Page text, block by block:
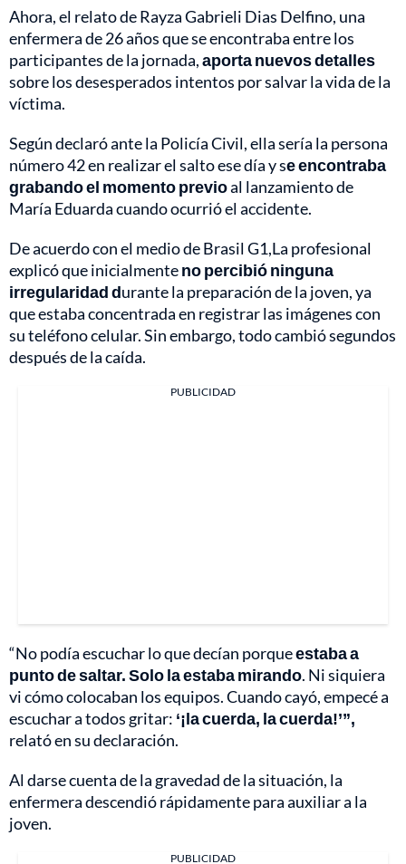
Ahora, el relato de Rayza Gabrieli Dias Delfino, una
enfermera de 26 años que se encontraba entre los
participantes de la jornada,aporta nuevos detalles
sobre los desesperados intentos por salvar la vida de la
víctima.
Según declaró ante la Policía Civil, ella sería la persona
número 42 en realizar el salto ese día y se encontraba
grabando el momento previoal lanzamiento de
María Eduarda cuando ocurrió el accidente.
De acuerdo con el medio de Brasil G1,La profesional
explicó que inicialmenteno percibió ninguna
irregularidad durante la preparación de la joven, ya
que estaba concentrada en registrar las imágenes con
su teléfono celular. Sin embargo, todo cambió segundos
después de la caída.
PUBLICIDAD
“No podía escuchar lo que decían porqueestaba a
punto de saltar. Solo la estaba mirando. Ni siquiera
vi cómo colocaban los equipos. Cuando cayó, empecé a
escuchar a todos gritar: ‘¡la cuerda, la cuerda!’”,
relató en su declaración.
Al darse cuenta de la gravedad de la situación, la
enfermera descendió rápidamente para auxiliar a la
joven.
PUBLICIDAD